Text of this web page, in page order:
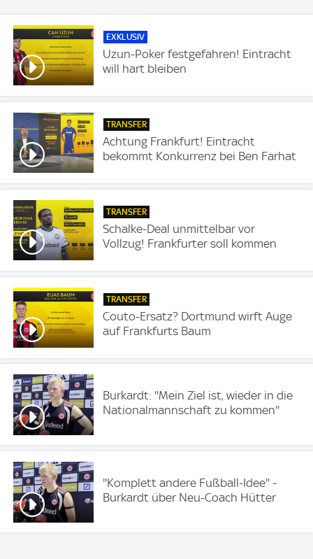
EXKLUSIV
Uzun-Poker festgefahren! Eintracht
will hart bleiben
TRANSFER
Achtung Frankfurt! Eintracht
bekommt Konkurrenz bei Ben Farhat
TRANSFER
Schalke-Deal unmittelbar vor
Vollzug! Frankfurter soll kommen
TRANSFER
Couto-Ersatz? Dortmund wirft Auge
auf Frankfurts Baum
Burkardt: ''Mein Ziel ist, wieder in die
Nationalmannschaft zu kommen''
''Komplett andere Fußball-Idee'' -
Burkardt über Neu-Coach Hütter